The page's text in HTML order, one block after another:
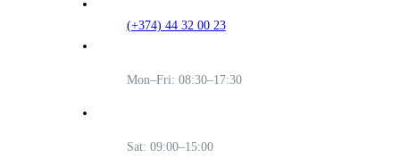
(+374) 44 32 00 23
Mon–Fri: 08:30–17:30
Sat: 09:00–15:00